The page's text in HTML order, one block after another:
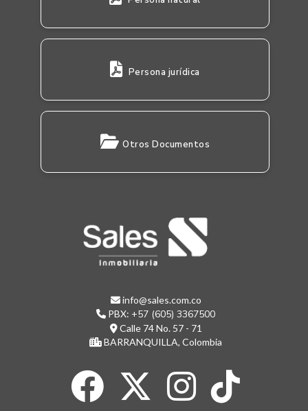
Persona jurídica
Otros Documentos
info@sales.com.co
PBX: +57 (605) 3367500
Calle 74 No. 57 - 71
BARRANQUILLA, Colombia